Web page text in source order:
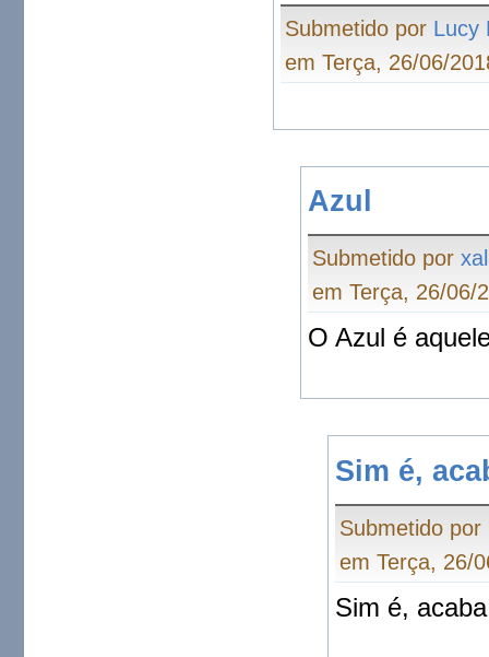
Submetido por Lucy
em Terça, 26/06/
Azul
Submetido por
em Terça, 26/06/
O Azul é
Sim é,
Submetido por
em Terça, 26/
Sim é,